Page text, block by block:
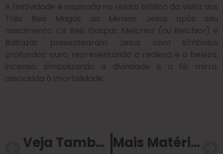
A festividade é inspirada no relato bíblico da visita dos
Três Reis Magos ao Menino Jesus após seu
nascimento. Os Reis Gaspar, Melchior (ou Belchior) e
Baltazar presentearam Jesus com símbolos
profundos: ouro, representando a realeza e a beleza;
incenso, simbolizando a divindade e a fé; mirra,
associada à imortalidade.
Veja Também Mais Matérias